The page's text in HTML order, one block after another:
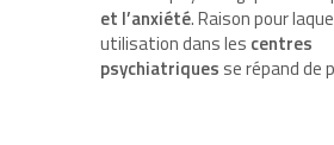
et l’anxiété. Raison pour
utilisation dans les centres
psychiatriques se répand de